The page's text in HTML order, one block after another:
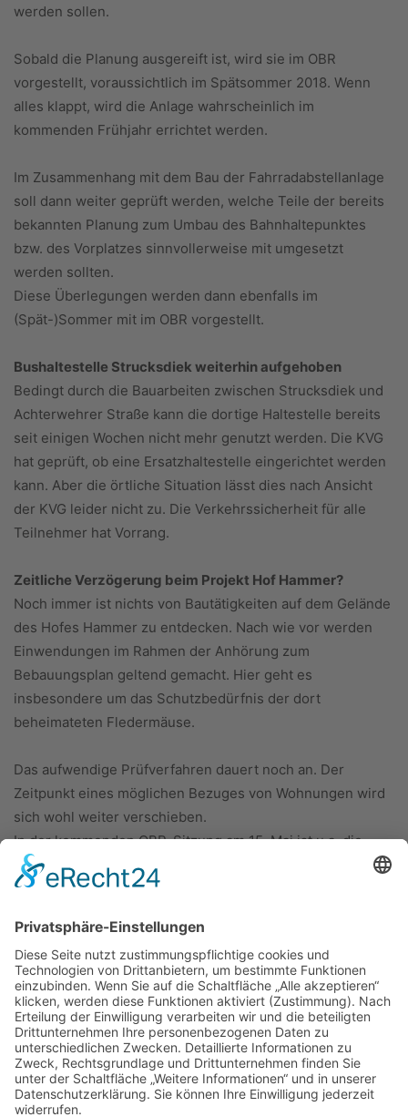
werden sollen.
Sobald die Planung ausgereift ist, wird sie im OBR
vorgestellt, voraussichtlich im Spätsommer 2018. Wenn
alles klappt, wird die Anlage wahrscheinlich im
kommenden Frühjahr errichtet werden.
Im Zusammenhang mit dem Bau der Fahrradabstellanlage
soll dann weiter geprüft werden, welche Teile der bereits
bekannten Planung zum Umbau des Bahnhaltepunktes
bzw. des Vorplatzes sinnvollerweise mit umgesetzt
werden sollten.
Diese Überlegungen werden dann ebenfalls im
(Spät-)Sommer mit im OBR vorgestellt.
Bushaltestelle Strucksdiek weiterhin aufgehoben
Bedingt durch die Bauarbeiten zwischen Strucksdiek und
Achterwehrer Straße kann die dortige Haltestelle bereits
seit einigen Wochen nicht mehr genutzt werden. Die KVG
hat geprüft, ob eine Ersatzhaltestelle eingerichtet werden
kann. Aber die örtliche Situation lässt dies nach Ansicht
der KVG leider nicht zu. Die Verkehrssicherheit für alle
Teilnehmer hat Vorrang.
Zeitliche Verzögerung beim Projekt Hof Hammer?
Noch immer ist nichts von Bautätigkeiten auf dem Gelände
des Hofes Hammer zu entdecken. Nach wie vor werden
Einwendungen im Rahmen der Anhörung zum
Bebauungsplan geltend gemacht. Hier geht es
insbesondere um das Schutzbedürfnis der dort
beheimateten Fledermäuse.
Das aufwendige Prüfverfahren dauert noch an. Der
Zeitpunkt eines möglichen Bezuges von Wohnungen wird
sich wohl weiter verschieben.
In der kommenden OBR-Sitzung am 15. Mai ist u.a. die
Grömmstiftung auf der Tagesordnung.
ÜBER UNS
KIEL LOKAL
Carsten Frahm Verlag, Inhaber Carsten Frahm